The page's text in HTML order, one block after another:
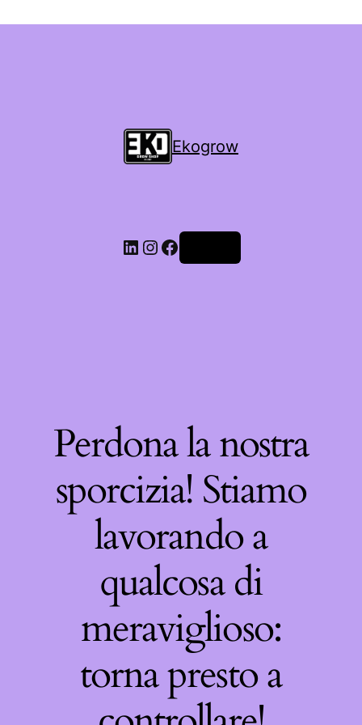
Ekogrow
Perdona la nostra
sporcizia! Stiamo
lavorando a
qualcosa di
meraviglioso:
torna presto a